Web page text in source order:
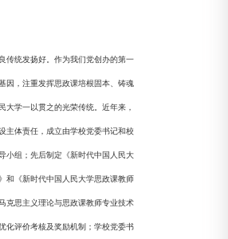
传统发扬好。作为我们党创办的第一
因，注重发挥思政课培根固本、铸魂
大学一以贯之的光荣传统。近年来，
主体责任，成立由学校党委书记和校
小组；先后制定《新时代中国人民大
和《新时代中国人民大学思政课教师
克思主义理论与思政课教师专业技术
化评价考核及奖励机制；学校党委书